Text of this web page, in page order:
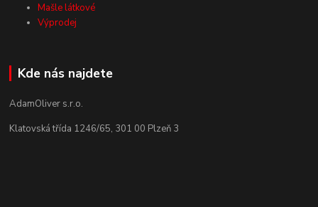
Mašle látkové
Výprodej
Kde nás najdete
AdamOliver s.r.o.
Klatovská třída 1246/65, 301 00 Plzeň 3